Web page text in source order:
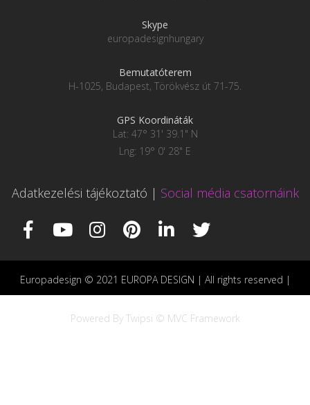
Skype
europadesignhungary
Bemutatóterem
H-1025, Budapest, Törökvész út 71-75.
GPS Koordináták
Lat: 47° 31' 39.1" N
Lng: 19° 0' 28" E
Adatkezelési tájékoztató | Social média csatornáink
Europadesign © 2021 EUROPA DESIGN | All rights reserved |
Powered By Twipsi © MVC Framework